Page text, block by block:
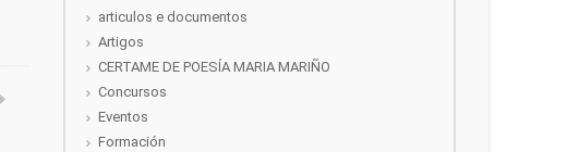
articulos e documentos
Artigos
CERTAME DE POESÍA MARIA MARIÑO
Concursos
Eventos
Formación